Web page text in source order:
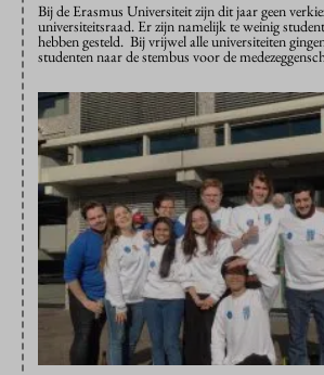
Bij de Erasmus Universiteit zijn dit jaar geen
universiteitsraad. Er zijn namelijk te weinig
hebben gesteld. Bij vrijwel alle universiteiten
studenten naar de stembus voor de